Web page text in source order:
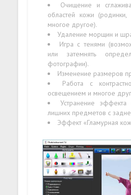
Очищение и
областей кожи
многое другое).
Удаление морщин и
Игра с тенями
или затемнять
фотографии).
Изменение размеров
Работа с
освещением и многое
Устранение
лишних предметов с
Эффект «Гламурная